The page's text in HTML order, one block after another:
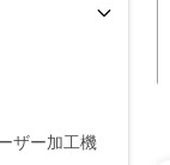
ザー加工機